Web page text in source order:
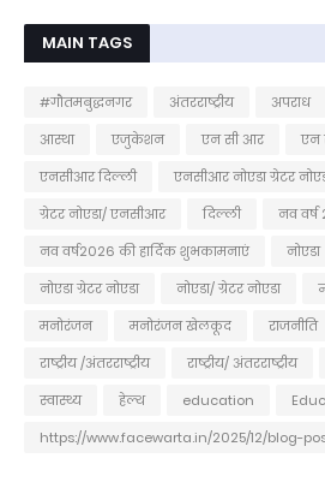
MAIN TAGS
#गौतमबुद्धनगर अंतरराष्ट्रीय अपराध
आस्था
एजुकेशन एन सी आर एन
एनसीआर दिल्ली
एनसीआर नोएडा ग्रेटर
ग्रेटर नोएडा/ एनसीआर
दिल्ली
नव वर्ष
नव वर्ष2026 की हार्दिक शुभकामनाएं
नोएडा
नोएडा ग्रेटर नोएडा
नोएडा/ ग्रेटर नोएडा
मनोरंजन
मनोरंजन खेलकूद राजनीति
राष्ट्रीय /अंतरराष्ट्रीय
राष्ट्रीय/ अंतरराष्ट्रीय
स्वास्थ्य
हेल्थ education
https://www.facewarta.in/2025/12/blog-